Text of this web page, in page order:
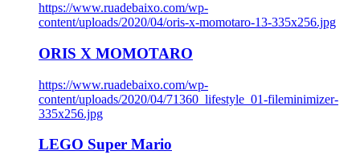
https://www.ruadebaixo.com/wp-
content/uploads/2020/04/oris-x-momotaro-13-335x256.jpg
ORIS X MOMOTARO
https://www.ruadebaixo.com/wp-
content/uploads/2020/04/71360_lifestyle_01-fileminimizer-
335x256.jpg
LEGO Super Mario